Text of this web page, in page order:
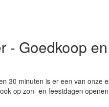
- Goedkoop en
30 minuten is er een van onze
op zon- en feestdagen